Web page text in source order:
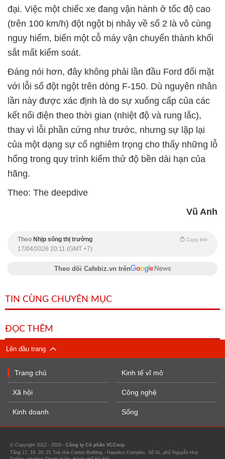
đại. Việc một chiếc xe đang vận hành ở tốc độ cao
(trên 100 km/h) đột ngột bị nhảy về số 2 là vô cùng
nguy hiểm, biến một cỗ máy vận chuyển thành khối
sắt mất kiểm soát.
Đáng nói hơn, đây không phải lần đầu Ford đối mặt
với lỗi số đột ngột trên dòng F-150. Dù nguyên nhân
lần này được xác định là do sự xuống cấp của các
kết nối điện theo thời gian (nhiệt độ và rung lắc),
thay vì lỗi phần cứng như trước, nhưng sự lặp lại
của một dạng sự cố nghiêm trọng cho thấy những lỗ
hổng trong quy trình kiểm thử độ bền dài hạn của
hãng.
Theo: The deepdive
Vũ Anh
Theo Nhịp sống thị trường Copy link
17/04/2026 20:11 (GMT +7)
Theo dõi Cafebiz.vn trên
TIN CÙNG CHUYÊN MỤC
ĐỌC THÊM
Lên đầu trang
Trang chủ
Xã hội
Kinh doanh
Kinh tế vĩ mô
Công nghệ
Sống
© Copyright 2012 - 2026 - Công ty Cổ phần VCCorp.
Tầng 17, 19, 20, 21 Toà nhà Center Building - Hapulico Complex, Số 01, phố Nguyễn Huy